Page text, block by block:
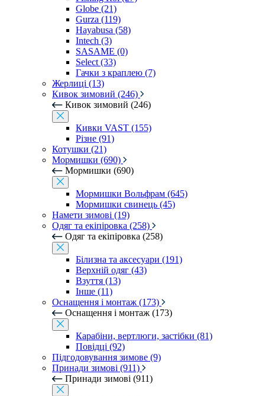
Globe (21)
Gurza (119)
Hayabusa (58)
Intech (3)
SASAME (0)
Select (33)
Гачки з краплею (7)
Жерлиці (13)
Кивок зимовий (246)
Кивок зимовий (246)
Кивки VAST (155)
Різне (91)
Котушки (21)
Мормишки (690)
Мормишки (690)
Мормишки Вольфрам (645)
Мормишки свинець (45)
Намети зимові (19)
Одяг та екіпіровка (258)
Одяг та екіпіровка (258)
Білизна та аксесуари (191)
Верхній одяг (43)
Взуття (13)
Інше (11)
Оснащення і монтаж (173)
Оснащення і монтаж (173)
Карабіни, вертлюги, застібки (81)
Повідці (92)
Підгодовування зимове (9)
Принади зимові (911)
Принади зимові (911)